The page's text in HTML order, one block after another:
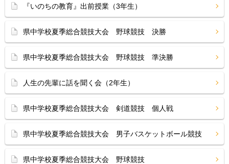
『いのちの教育』出前授業（3年生）
県中学校夏季総合競技大会 野球競技 決勝
県中学校夏季総合競技大会 野球競技 準決勝
人生の先輩に話を聞く会（2年生）
県中学校夏季総合競技大会 剣道競技 個人戦
県中学校夏季総合競技大会 男子バスケットボール競技
県中学校夏季総合競技大会 野球競技